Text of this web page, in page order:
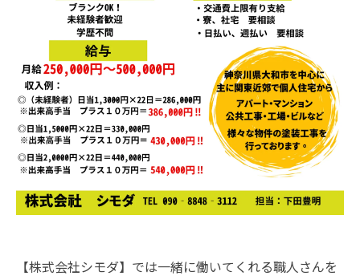
【株式会社シモダ】では一緒に働いてくれる職人さんを